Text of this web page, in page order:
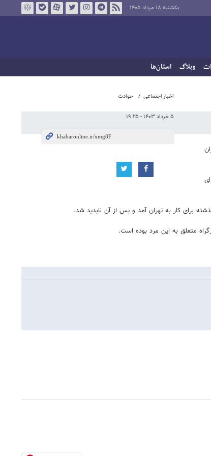
یکشنبه ۱۸ مرداد ۱۴۰۵
وبلاگ استان‌ها
اخبار اجتماعی حوادث
۵ خرداد ۱۴۰۳ - ۱۹:۲۵
برای کار به تهران آمد و پس از آن ناپدید شد.
متعلق به این مرد بوده است.